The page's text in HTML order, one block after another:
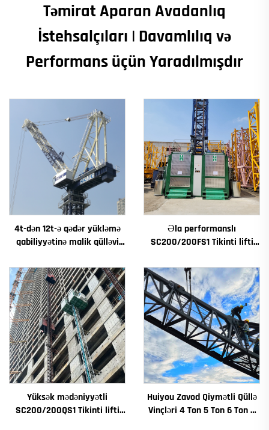
Təmirat Aparan Avadanlıq
İstehsalçıları | Davamlılıq və
Performans üçün Yaradılmışdır​
4t-dən 12t-ə qədər yükləmə
qabiliyyətinə malik qülləvi
motorlaşdırıcı əsas
Əla performanslı
SC200/200FS1 Tikinti lifti
üçün Cənubi Avstriyada
Yüksək mədəniyyətli
SC200/200QS1 Tikinti lifti
Huiyou Zavod Qiymətli Qüllə
Vinçləri 4 Ton 5 Ton 6 Ton 8